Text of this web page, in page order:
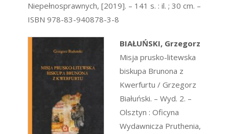
Niepełnosprawnych, [2019]. – 141 s. : il. ; 30 cm. –
ISBN 978-83-940878-3-8
BIAŁUŃSKI, Grzegorz
Misja prusko-litewska
biskupa Brunona z
Kwerfurtu / Grzegorz
Białuński. – Wyd. 2. –
Olsztyn : Oficyna
Wydawnicza Pruthenia,